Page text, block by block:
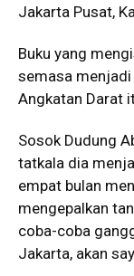
Jakarta Pusat,
Buku yang
semasa
Angkatan Darat
Sosok Dudung
tatkala dia
empat bulan
mengepalkan
coba-coba
Jakarta, akan